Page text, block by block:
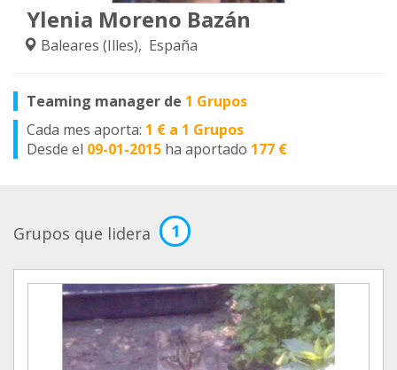
Ylenia Moreno Bazán
Baleares (Illes), España
Teaming manager de 1 Grupos
Cada mes aporta: 1 € a 1 Grupos
Desde el 09-01-2015 ha aportado 177 €
Grupos que lidera 1